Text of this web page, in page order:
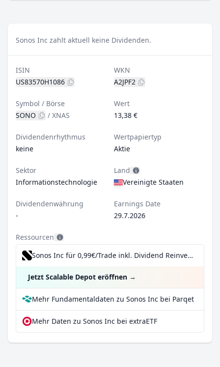
Sonos Inc zahlt aktuell keine Dividenden.
ISIN
US83570H1086
WKN
A2JPF2
Symbol / Börse
SONO
/ XNAS
Wert
13,38 €
Dividendenrhythmus
keine
Wertpapiertyp
Aktie
Sektor
Informationstechnologie
Land
Vereinigte Staaten
Dividendenwährung
-
Earnings Date
29.7.2026
Ressourcen
Sonos Inc für 0,99€/Trade inkl. Dividend Reinvestment Plan
Jetzt Scalable Depot eröffnen →
Mehr Fundamentaldaten zu Sonos Inc bei Parqet
Mehr Daten zu Sonos Inc bei extraETF